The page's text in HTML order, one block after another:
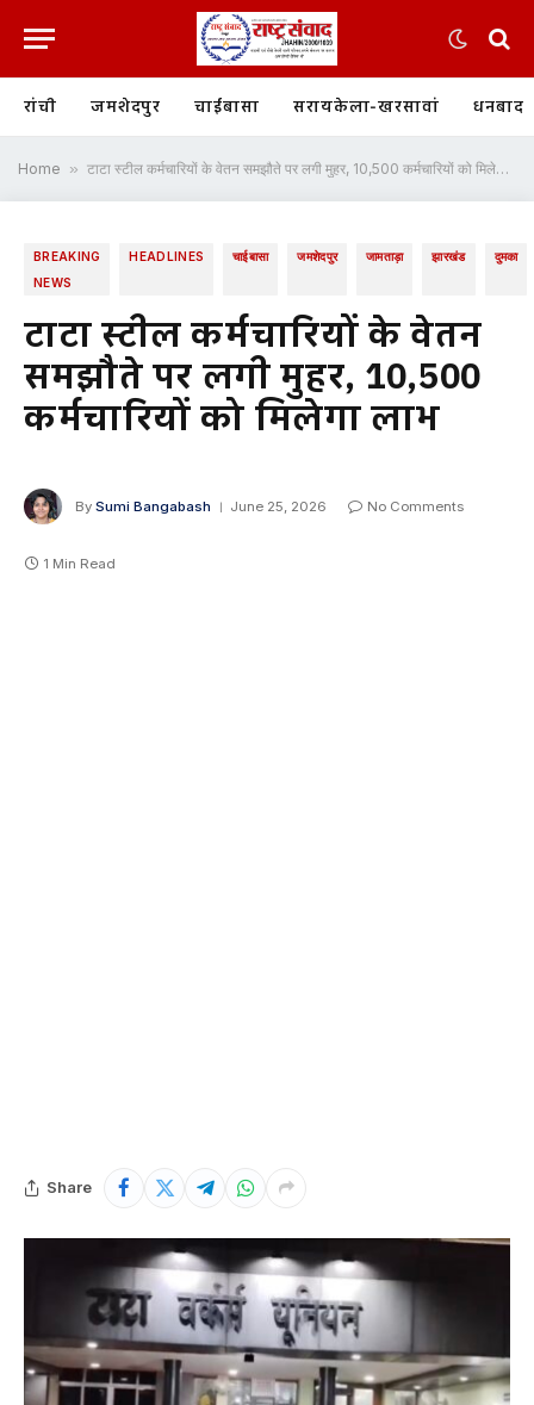
रांची जमशेदपुर चाईबासा सरायकेला-खरसावां धनबाद
Home » टाटा स्टील कर्मचारियों के वेतन समझौते पर लगी मुहर, 10,500 कर्मचारियों को मिलेगा लाभ
BREAKING
NEWS
HEADLINES चाईबासा जमशेदपुर जामताड़ा झारखंड दुमका
टाटा स्टील कर्मचारियों के वेतन
समझौते पर लगी मुहर, 10,500
कर्मचारियों को मिलेगा लाभ
By Sumi Bangabash June 25, 2026 No Comments
1 Min Read
Share